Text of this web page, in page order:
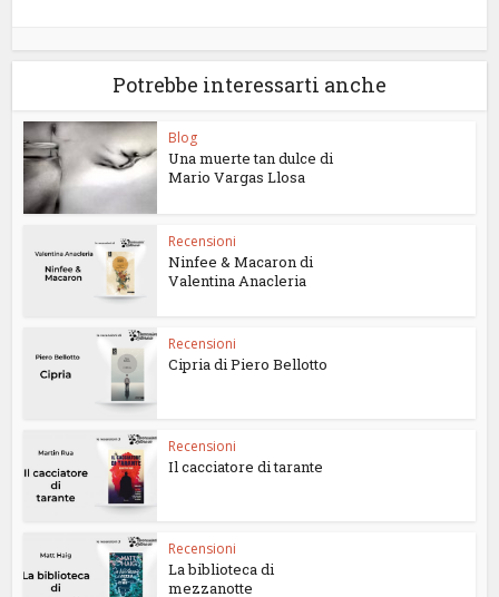
Potrebbe interessarti anche
Blog
Una muerte tan dulce di
Mario Vargas Llosa
Recensioni
Ninfee & Macaron di
Valentina Anacleria
Recensioni
Cipria di Piero Bellotto
Recensioni
Il cacciatore di tarante
Recensioni
La biblioteca di
mezzanotte